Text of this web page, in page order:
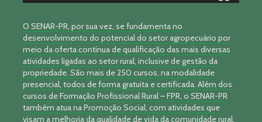
O SENAR-PR, por sua vez, se fundamenta no
desenvolvimento do potencial do setor agropecuário por
meio da oferta contínua de qualificação das mais diversas
atividades ligadas ao setor rural, inclusive de gestão da
propriedade. São mais de 250 cursos, na modalidade
presencial, todos de forma gratuita e certificada. Além dos
cursos de Formação Profissional Rural – FPR, o SENAR-PR
também atua na Promoção Social, com atividades que
visam a melhoria da qualidade de vida da comunidade rural.